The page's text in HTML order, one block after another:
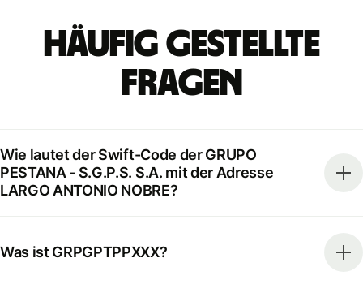
Häufig gestellte
Fragen
Wie lautet der Swift-Code der GRUPO
PESTANA - S.G.P.S. S.A. mit der Adresse
LARGO ANTONIO NOBRE?
Was ist GRPGPTPPXXX?